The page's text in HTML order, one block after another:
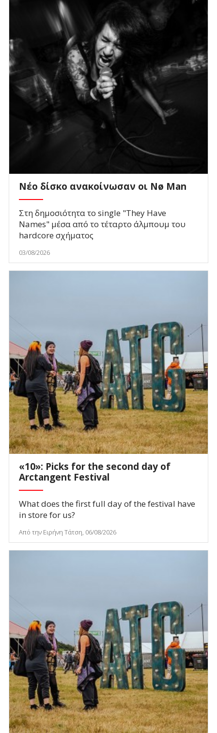
Νέο δίσκο ανακοίνωσαν οι Nø Man
Στη δημοσιότητα το single "They Have
Names" μέσα από το τέταρτο άλμπουμ του
hardcore σχήματος
03/08/2026
«10»: Picks for the second day of
Arctangent Festival
What does the first full day of the festival have
in store for us?
Από την Ειρήνη Τάτση, 06/08/2026